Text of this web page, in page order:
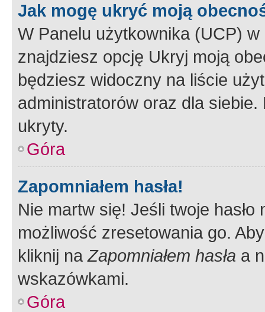
Jak mogę ukryć moją
W Panelu użytkownika (UCP) w
znajdziesz opcję Ukryj moją
będziesz widoczny na liście
administratorów oraz dla
ukryty.
Góra
Zapomniałem hasła!
Nie martw się! Jeśli twoje
możliwość zresetowania go.
kliknij naZapomniałem hasła a
wskazówkami.
Góra